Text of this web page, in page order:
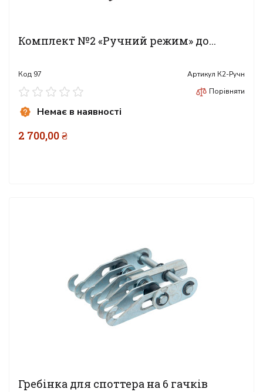
Комплект №2 «Ручний режим» до...
Код 97 Артикул К2-Ручн
Порівняти
Немає в наявності
2 700,00 ₴
Гребінка для споттера на 6 гачків